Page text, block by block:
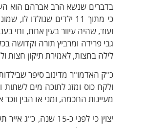
בדברים שנשא הרב אברהם הוא
כי מתוך 11 ילדים
ועוד, שהיה עיוור בעין אחת, וחי
גבי פרידה ומרביץ תורה וקדושה
לילה בחצות, לאמירת תיקון חצות
ולקח כוס ומזג לתוכה מים
מעיינות החכמה, ומני אז הבין
יצוין כי לפני כ-